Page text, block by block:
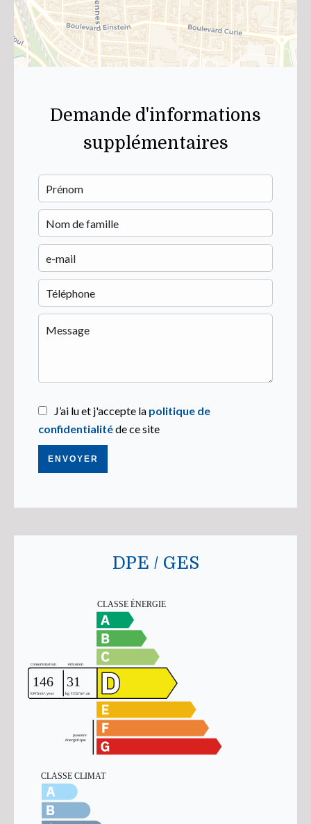
Demande d'informations
supplémentaires
J’ai lu et j'accepte la politique de
confidentialitéde ce site
ENVOYER
DPE / GES